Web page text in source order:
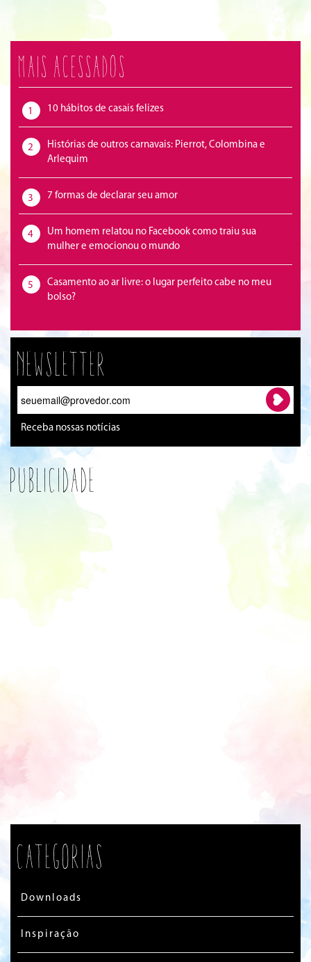
Mais acessados
1 10 hábitos de casais felizes
2
Histórias de outros carnavais: Pierrot, Colombina e
Arlequim
3 7 formas de declarar seu amor
4
Um homem relatou no Facebook como traiu sua
mulher e emocionou o mundo
5
Casamento ao ar livre: o lugar perfeito cabe no meu
bolso?
Newsletter
Receba nossas notícias
Publicidade
Categorias
Downloads
Inspiração